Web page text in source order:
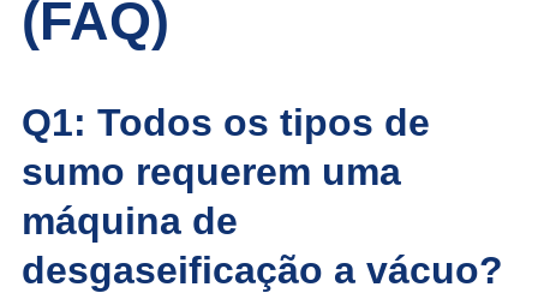
(FAQ)
Q1: Todos os tipos de
sumo requerem uma
máquina de
desgaseificação a vácuo?